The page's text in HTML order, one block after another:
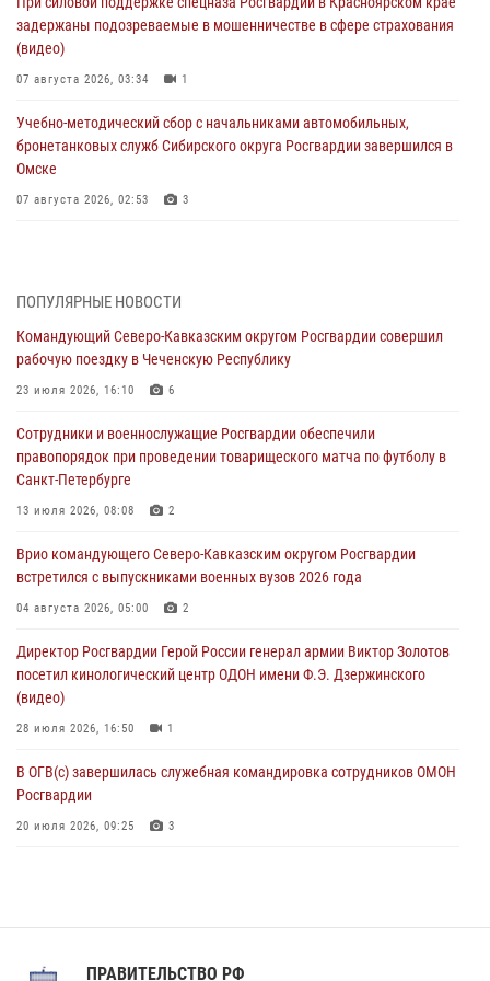
задержаны подозреваемые в мошенничестве в сфере страхования
(видео)
07 августа 2026, 03:34 1
Учебно-методический сбор с начальниками автомобильных,
бронетанковых служб Сибирского округа Росгвардии завершился в
Омске
07 августа 2026, 02:53 3
В Нижнем Новгороде состоялось Всероссийское совещание-
семинар по вопросам развития вневедомственной охраны
06 августа 2026, 14:47 10 1
В Брянске сотрудники и военнослужащие Росгвардии почтили
память Героя России Олега Визнюка
В кинологическом центре Уральского округа Росгвардии почтили
память товарищей, погибших при исполнении воинского долга
В Центральном округе Росгвардии прошли мероприятия к
108‑летию генерала армии И.К. Яковлева
06 августа 2026, 13:24
ПОПУЛЯРНЫЕ НОВОСТИ
Командующий Северо-Кавказским округом Росгвардии совершил
рабочую поездку в Чеченскую Республику
23 июля 2026, 16:10 6
Сотрудники и военнослужащие Росгвардии обеспечили
правопорядок при проведении товарищеского матча по футболу в
Санкт-Петербурге
13 июля 2026, 08:08 2
Врио командующего Северо-Кавказским округом Росгвардии
встретился с выпускниками военных вузов 2026 года
04 августа 2026, 05:00 2
Директор Росгвардии Герой России генерал армии Виктор Золотов
посетил кинологический центр ОДОН имени Ф.Э. Дзержинского
(видео)
28 июля 2026, 16:50 1
В ОГВ(с) завершилась служебная командировка сотрудников ОМОН
Росгвардии
20 июля 2026, 09:25 3
ПРАВИТЕЛЬСТВО РФ